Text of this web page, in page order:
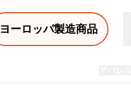
ヨーロッパ製造商品